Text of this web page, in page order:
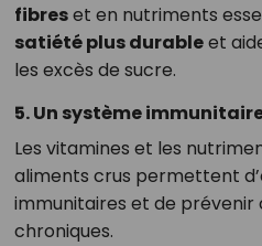
fibreset en nutriments
satiété plus durableet
les excès de sucre.
5. Un système
Les vitamines et les
aliments crus permettent
immunitaires et de prévenir
chroniques.